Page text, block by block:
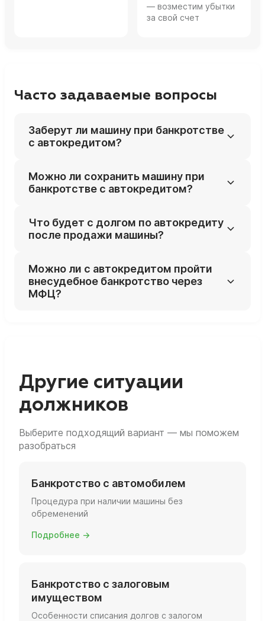
— возместим убытки
за свой счет
Часто задаваемые вопросы
Заберут ли машину при банкротстве
с автокредитом?
включают в конкурсную массу и продают
на торгах, если только нет специальных
для инвалида).
Можно ли сохранить машину при
банкротстве с автокредитом?
(если доход позволяет платить по плану)
или при выкупе авто с торгов третьими
проработки.
Что будет с долгом по автокредиту
после продажи машины?
не хватает, оставшаяся сумма
превращается в обычный необеспеченный
долг и может быть списана по итогам
Можно ли с автокредитом пройти
внесудебное банкротство через
МФЦ?
Другие ситуации
должников
Выберите подходящий вариант — мы поможем
разобраться
Банкротство с автомобилем
Процедура при наличии машины без
обременений
Подробнее →
Банкротство с залоговым
имуществом
Особенности списания долгов с залогом